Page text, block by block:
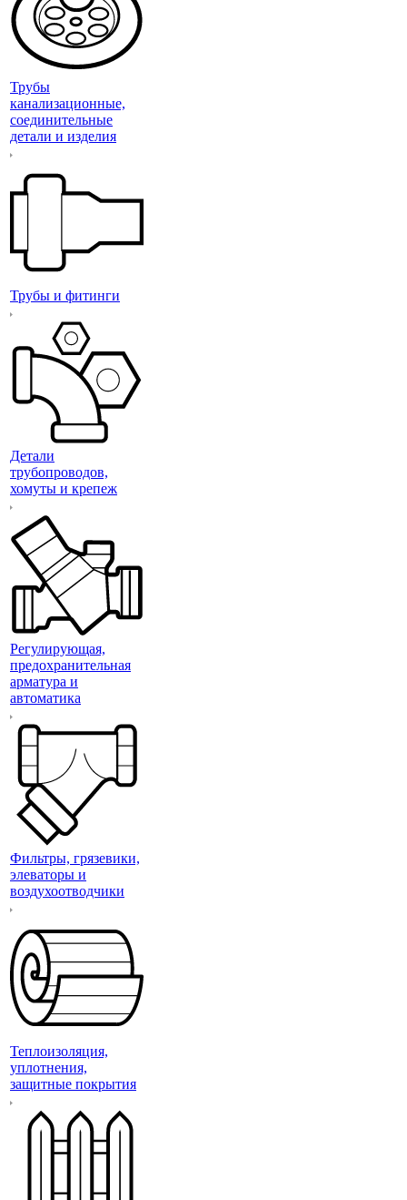
Трубы
канализационные,
соединительные
детали и изделия
Трубы и фитинги
Детали
трубопроводов,
хомуты и крепеж
Регулирующая,
предохранительная
арматура и
автоматика
Фильтры, грязевики,
элеваторы и
воздухоотводчики
Теплоизоляция,
уплотнения,
защитные покрытия